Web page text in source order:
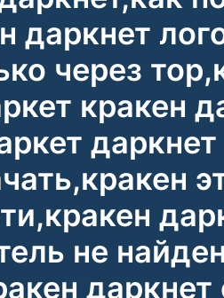
даркнет
через
кракен
не